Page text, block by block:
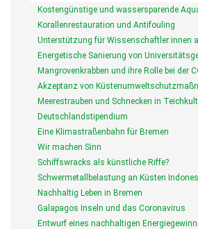
Kostengünstige und wassersparende
Korallenrestauration und Antifouling
Unterstützung für Wissenschaftler:innen
Energetische Sanierung von
Mangrovenkrabben und ihre Rolle bei der
Akzeptanz von
Meerestrauben und Schnecken in
Deutschlandstipendium
Eine Klimastraßenbahn für Bremen
Wir machen Sinn
Schiffswracks als künstliche Riffe?
Schwermetallbelastung an Küsten
Nachhaltig Leben in Bremen
Galapagos Inseln und das Coronavirus
Entwurf eines nachhaltigen